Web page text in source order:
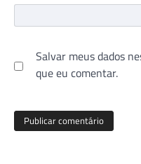
Salvar meus dados
que eu comentar.